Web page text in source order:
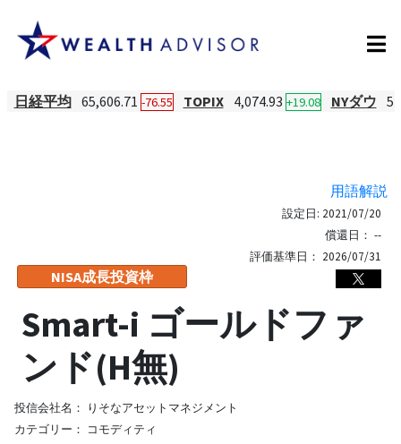
日経平均 65,606.71 -76.55 TOPIX 4,074.93 +19.08 NYダウ
用語解説
NISA成長投資枠
設定日: 2021/07/20
償還日： --
評価基準日： 2026/07/31
Smart-i ゴールドファ
ンド(H無)
投信会社名： りそなアセットマネジメント
カテゴリー： コモディティ